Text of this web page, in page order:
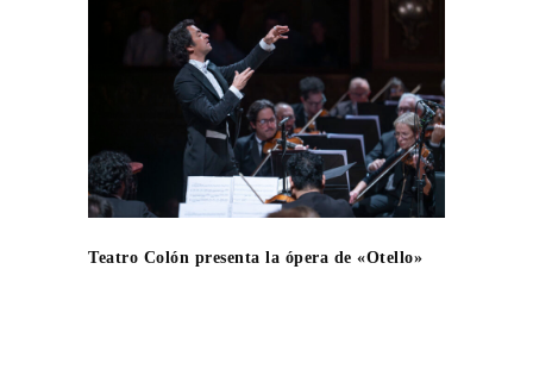
Teatro Colón presenta la ópera de «Otello»